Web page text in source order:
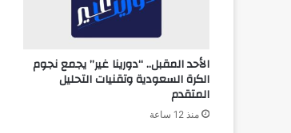
الأحد المقبل.. “دورينا غير” يجمع نجوم
الكرة السعودية وتقنيات التحليل
المتقدم
منذ 12 ساعة